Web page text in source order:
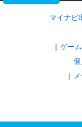
マイナビ
ゲー
個